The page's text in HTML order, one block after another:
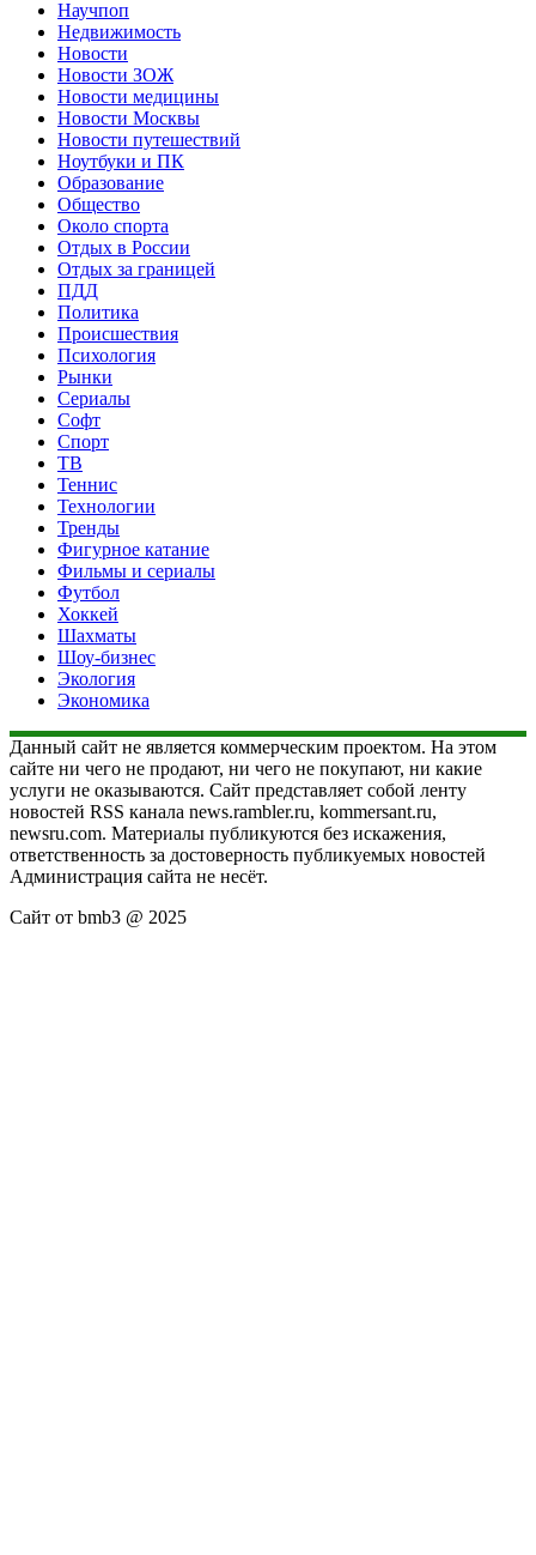
Научпоп
Недвижимость
Новости
Новости ЗОЖ
Новости медицины
Новости Москвы
Новости путешествий
Ноутбуки и ПК
Образование
Общество
Около спорта
Отдых в России
Отдых за границей
ПДД
Политика
Происшествия
Психология
Рынки
Сериалы
Софт
Спорт
ТВ
Теннис
Технологии
Тренды
Фигурное катание
Фильмы и сериалы
Футбол
Хоккей
Шахматы
Шоу-бизнес
Экология
Экономика
Данный сайт не является коммерческим проектом. На этом
сайте ни чего не продают, ни чего не покупают, ни какие
услуги не оказываются. Сайт представляет собой ленту
новостей RSS канала news.rambler.ru, kommersant.ru,
newsru.com. Материалы публикуются без искажения,
ответственность за достоверность публикуемых новостей
Администрация сайта не несёт.
Сайт от bmb3 @ 2025